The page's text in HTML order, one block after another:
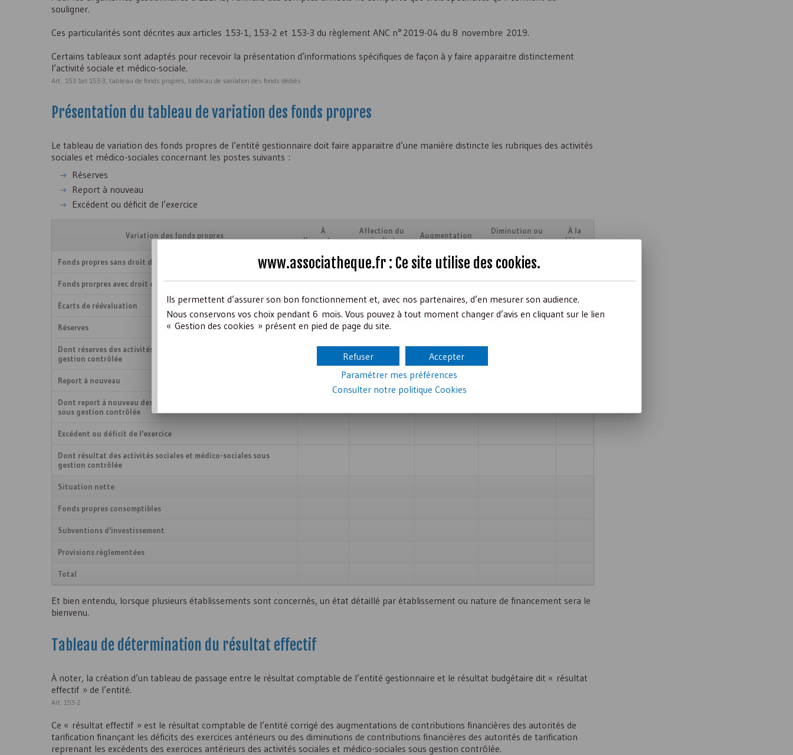
souligner.
Ces particularités sont décrites aux articles 153-1, 153-2 et 153-3 du règlement ANC n° 2019-04 du 8 novembre 2019.
Certains tableaux sont adaptés pour recevoir la présentation d’informations spécifiques de façon à y faire apparaitre distinctement
l’activité sociale et médico-sociale.
Art. 153-1et 153-3, tableau de fonds propres, tableau de variation des fonds dédiés
Présentation du tableau de variation des fonds propres
Le tableau de variation des fonds propres de l’entité gestionnaire doit faire apparaitre d’une manière distincte les rubriques des activités
sociales et médico-sociales concernant les postes suivants :
Réserves
Report à nouveau
Excédent ou déficit de l’exercice
Variation des fonds propres
À
l'ouverture
Affection du
résultat
Augmentation
Diminution ou
consommation
À la
clôture
Fonds propres sans droit de reprise
Fonds prorpres avec droit de reprise
Écarts de réévaluation
Réserves
Dont réserves des activités sociales et médico-sociales sous
gestion contrôlée
Report à nouveau
Dont report à nouveau des activités sociales et médico-sociales
sous gestion contrôlée
Excédent ou déficit de l'exercice
Dont résultat des activités sociales et médico-sociales sous
gestion contrôlée
Situation nette
Fonds propres consomptibles
Subventions d'investissement
Provisions règlementées
Total
Et bien entendu, lorsque plusieurs établissements sont concernés, un état détaillé par établissement ou nature de financement sera le
bienvenu.
Tableau de détermination du résultat effectif
À noter, la création d’un tableau de passage entre le résultat comptable de l’entité gestionnaire et le résultat budgétaire dit « résultat
effectif » de l’entité.
Art. 153-2
Ce « résultat effectif » est le résultat comptable de l’entité corrigé des augmentations de contributions financières des autorités de
tarification finançant les déficits des exercices antérieurs ou des diminutions de contributions financières des autorités de tarification
reprenant les excédents des exercices antérieurs des activités sociales et médico-sociales sous gestion contrôlée.
www.associatheque.fr : Ce site utilise des cookies.
Ils permettent d’assurer son bon fonctionnement et, avec nos partenaires, d’en mesurer son audience.
Nous conservons vos choix pendant 6 mois. Vous pouvez à tout moment changer d’avis en cliquant sur le lien
« Gestion des cookies » présent en pied de page du site.
Accepter
Refuser
Paramétrer mes préférences
Consulter notre politique Cookies